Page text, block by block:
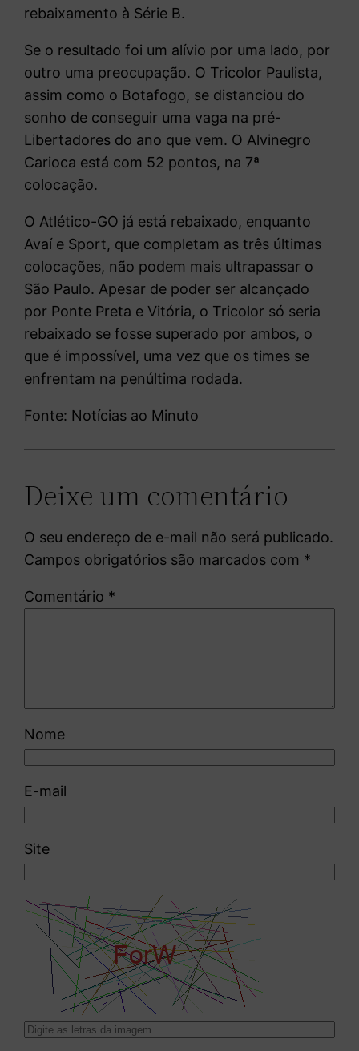
rebaixamento à Série B.
Se o resultado foi um alívio por uma lado, por
outro uma preocupação. O Tricolor Paulista,
assim como o Botafogo, se distanciou do
sonho de conseguir uma vaga na pré-
Libertadores do ano que vem. O Alvinegro
Carioca está com 52 pontos, na 7ª
colocação.
O Atlético-GO já está rebaixado, enquanto
Avaí e Sport, que completam as três últimas
colocações, não podem mais ultrapassar o
São Paulo. Apesar de poder ser alcançado
por Ponte Preta e Vitória, o Tricolor só seria
rebaixado se fosse superado por ambos, o
que é impossível, uma vez que os times se
enfrentam na penúltima rodada.
Fonte: Notícias ao Minuto
Deixe um comentário
O seu endereço de e-mail não será publicado.
Campos obrigatórios são marcados com *
Comentário *
Nome
E-mail
Site